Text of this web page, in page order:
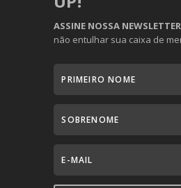
ASSINE NOSSA
não entulhar sua caixa de